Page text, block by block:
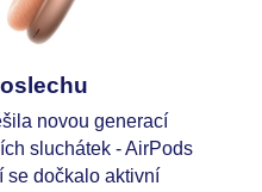
novou generací
sluchátek - AirPods
se dočkalo aktivní